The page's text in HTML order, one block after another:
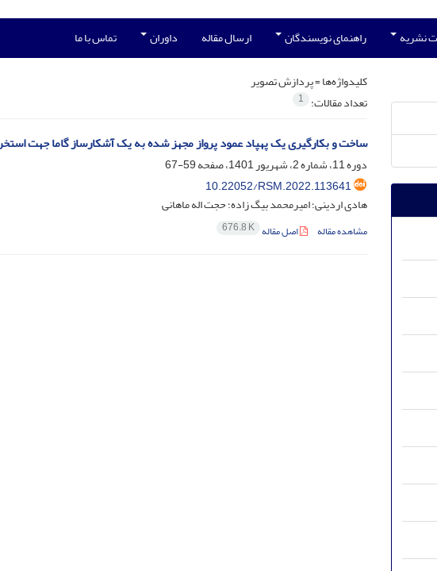
نشریه راهنمای نویسندگان ارسال مقاله داوران تماس با ما
کلیدواژه‌ها =پردازش تصویر
تعداد مقالات: 1
ساخت و بکارگیری یک پهپاد عمود پرواز مجهز شده به یک آشکارساز گاما جهت
دوره 11، شماره 2، شهریور 1401، صفحه
59-67
10.22052/RSM.2022.113641
هادی اردینی؛ امیرمحمد بیگ زاده؛ حجت اله ماهانی
مشاهده مقاله اصل مقاله 676.8 K